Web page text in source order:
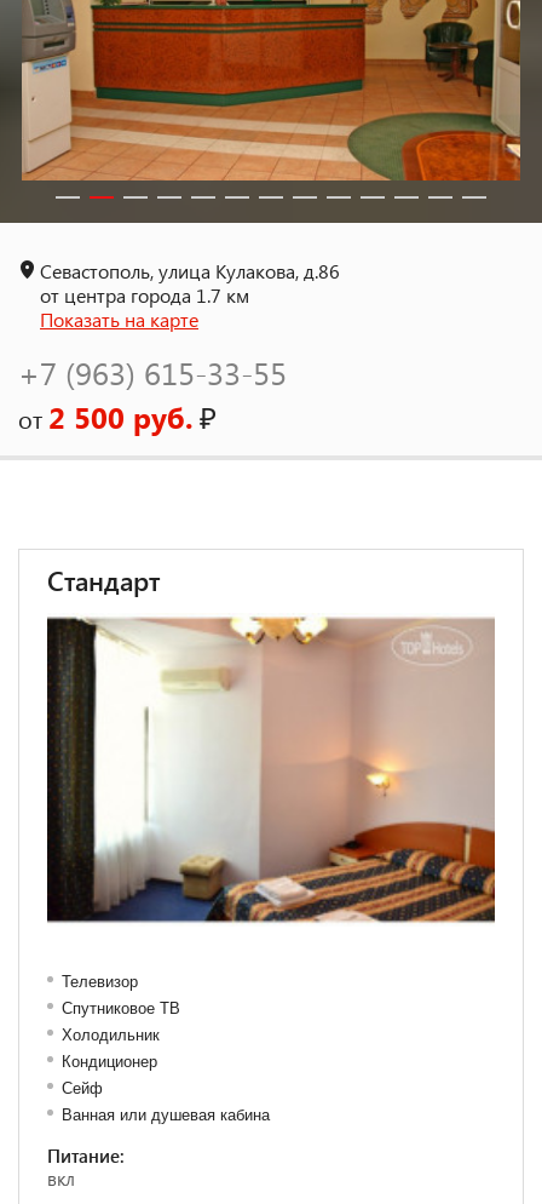
Севастополь, улица Кулакова, д.86
от центра города 1.7 км
Показать на карте
+7 (963) 615-33-55
от 2 500 руб.₽
Стандарт
Телевизор
Спутниковое ТВ
Холодильник
Кондиционер
Сейф
Ванная или душевая кабина
Питание:
вкл